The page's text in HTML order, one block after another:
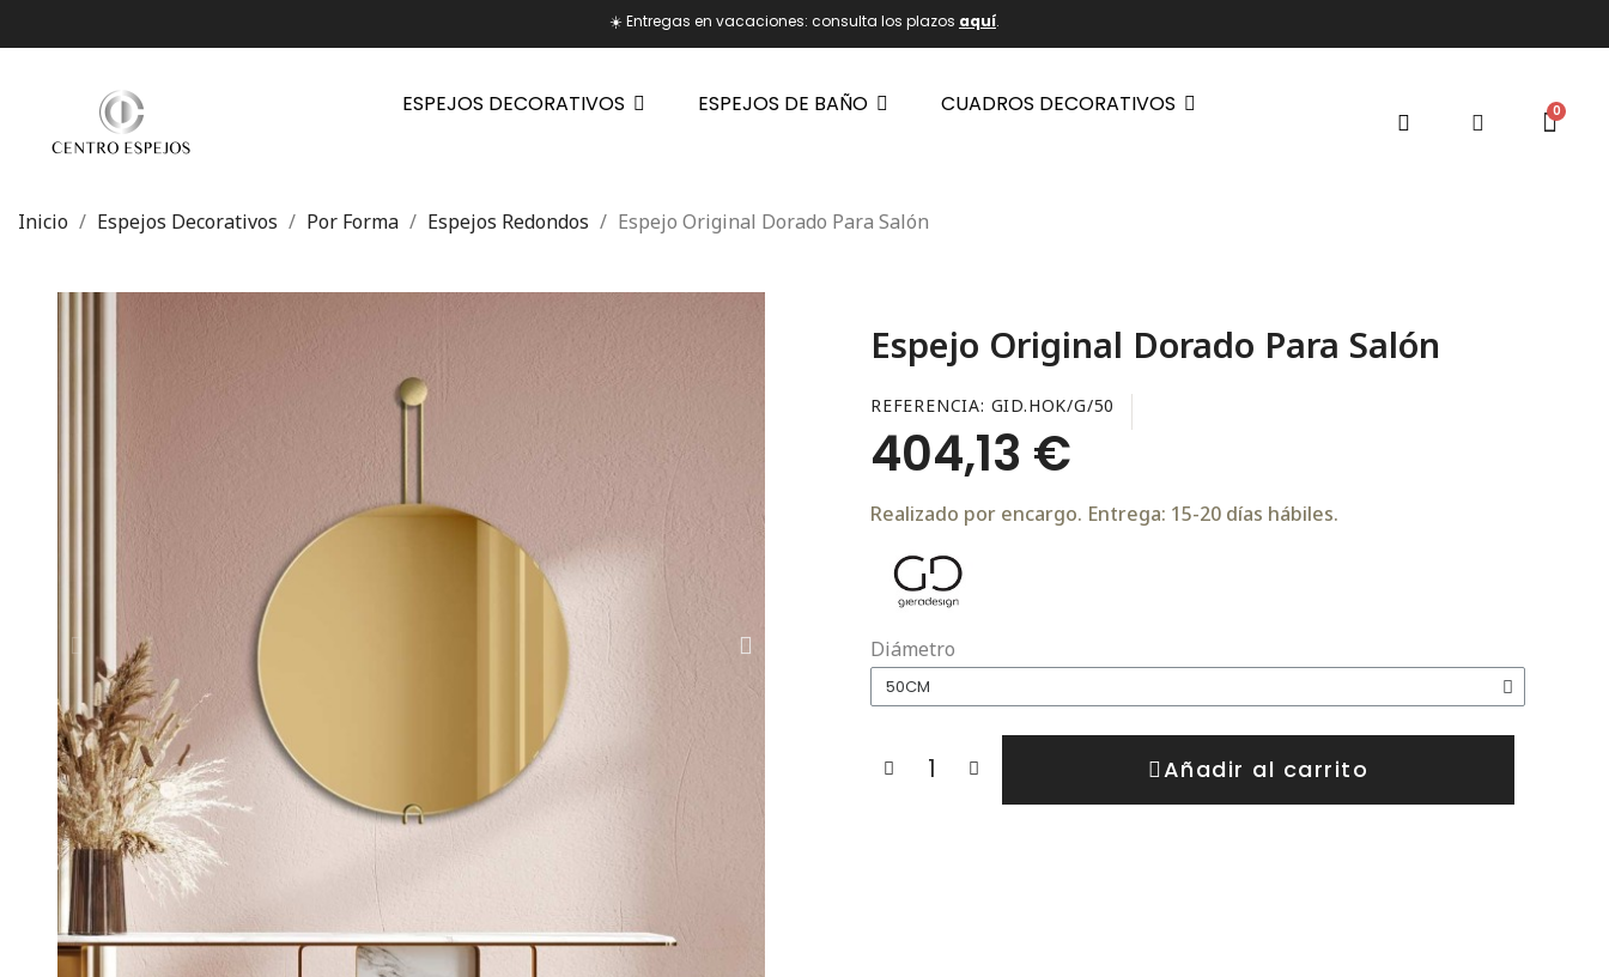
☀️ Entregas en vacaciones: consulta los plazos aquí.
ESPEJOS DECORATIVOS ESPEJOS DE BAÑO CUADROS DECORATIVOS
Inicio Espejos Decorativos Por Forma Espejos Redondos Espejo Original Dorado Para Salón
Espejo Original Dorado Para Salón
REFERENCIA GID.HOK/G/50
404,13 €
Realizado por encargo. Entrega: 15-20 días hábiles.
Diámetro
Añadir al carrito